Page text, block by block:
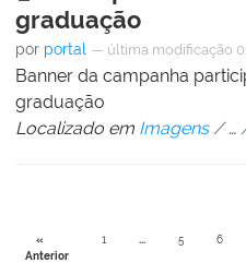
graduação
por portal — última modificação
Banner da campanha
graduação
Localizado em Imagens /…
«
Anterior
1 ... 5 6